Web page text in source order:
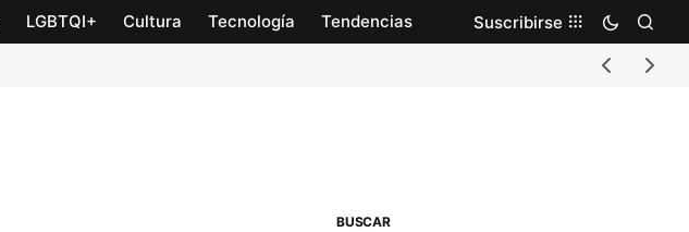
LGBTQI+ Cultura Tecnología Tendencias Suscribirse
BUSCAR